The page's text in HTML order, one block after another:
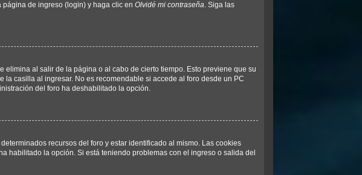
página de ingreso (login) y haga clic en Olvidé mi contraseña. Siga las
al salir de la página o al cabo de cierto tiempo. Esto previene que su
casilla al ingresar. No es recomendable si accede al foro desde un PC
del foro ha deshabilitado la opción.
recursos del foro y estar identificado al mismo. Las cookies
habilitado la opción. Si está teniendo problemas con el ingreso o salida del